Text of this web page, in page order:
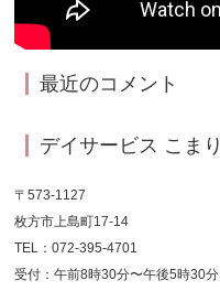
最近のコメント
デイサービス こまり
〒573-1127
枚方市上島町17-14
TEL：072-395-4701
受付：午前8時30分〜午後5時30分